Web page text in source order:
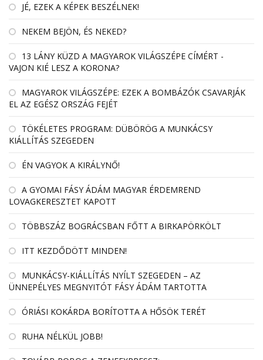
JÉ, EZEK A KÉPEK BESZÉLNEK!
NEKEM BEJÖN, ÉS NEKED?
13 LÁNY KÜZD A MAGYAROK VILÁGSZÉPE CÍMÉRT -
VAJON KIÉ LESZ A KORONA?
MAGYAROK VILÁGSZÉPE: EZEK A BOMBÁZÓK CSAVARJÁK
EL AZ EGÉSZ ORSZÁG FEJÉT
TÖKÉLETES PROGRAM: DÜBÖRÖG A MUNKÁCSY
KIÁLLÍTÁS SZEGEDEN
ÉN VAGYOK A KIRÁLYNŐ!
A GYOMAI FÁSY ÁDÁM MAGYAR ÉRDEMREND
LOVAGKERESZTET KAPOTT
TÖBBSZÁZ BOGRÁCSBAN FŐTT A BIRKAPÖRKÖLT
ITT KEZDŐDÖTT MINDEN!
MUNKÁCSY-KIÁLLÍTÁS NYÍLT SZEGEDEN – AZ
ÜNNEPÉLYES MEGNYITÓT FÁSY ÁDÁM TARTOTTA
ÓRIÁSI KOKÁRDA BORÍTOTTA A HŐSÖK TERÉT
RUHA NÉLKÜL JOBB!